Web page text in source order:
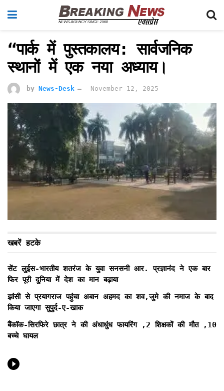
“पार्क में पुस्तकालय: सार्वजनिक
स्थानों में एक नया अध्याय।
by News-Desk November 12, 2025
खबरें हटके
सेंट लुईस-भारतीय शतरंज के युवा सनसनी आर. प्रज्ञानंद ने एक बार
फिर पूरी दुनिया में देश का मान बढ़ाया
झांसी से प्रयागराज पहुंचा अबान अहमद का शव,जुमे की नमाज के बाद
किया जाएगा सुपुर्द-ए-खाक
बैंकॉक-सिरफिरे छात्र ने की अंधाधुंध फायरिंग ,2 शिक्षकों की मौत ,10
बच्चे घायल